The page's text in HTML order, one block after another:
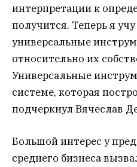
интерпретации к
получится. Теперь я
универсальные
относительно их
Универсальные
системе, которая
подчеркнул Вячеслав
Большой интерес у
среднего бизнеса